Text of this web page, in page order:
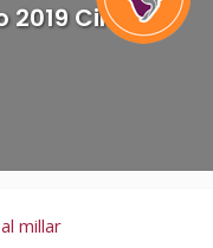
Cinco al
millar